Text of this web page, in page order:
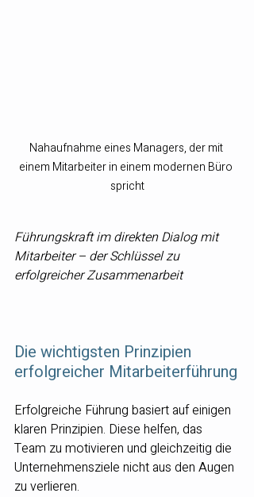
Nahaufnahme eines Managers, der mit
einem Mitarbeiter in einem modernen Büro
spricht
Führungskraft im direkten Dialog mit
Mitarbeiter – der Schlüssel zu
erfolgreicher Zusammenarbeit
Die wichtigsten Prinzipien
erfolgreicher Mitarbeiterführung
Erfolgreiche Führung basiert auf einigen
klaren Prinzipien. Diese helfen, das
Team zu motivieren und gleichzeitig die
Unternehmensziele nicht aus den Augen
zu verlieren.